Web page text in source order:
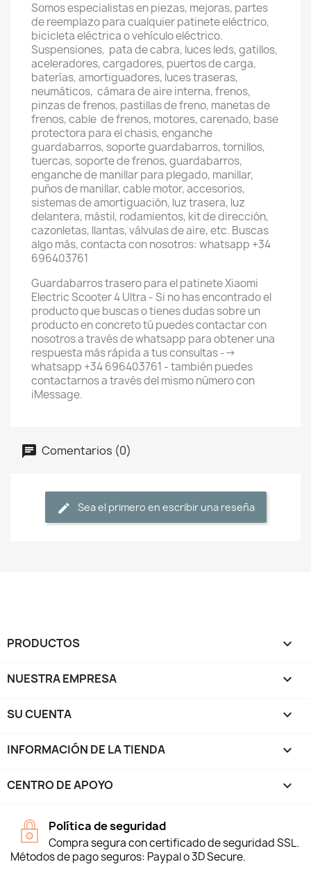
Somos especialistas en piezas, mejoras, partes
de reemplazo para cualquier patinete eléctrico,
bicicleta eléctrica o vehículo eléctrico.
Suspensiones, pata de cabra, luces leds, gatillos,
aceleradores, cargadores, puertos de carga,
baterías, amortiguadores, luces traseras,
neumáticos, cámara de aire interna, frenos,
pinzas de frenos, pastillas de freno, manetas de
frenos, cable de frenos, motores, carenado, base
protectora para el chasis, enganche
guardabarros, soporte guardabarros, tornillos,
tuercas, soporte de frenos, guardabarros,
enganche de manillar para plegado, manillar,
puños de manillar, cable motor, accesorios,
sistemas de amortiguación, luz trasera, luz
delantera, mástil, rodamientos, kit de dirección,
cazonletas, llantas, válvulas de aire, etc. Buscas
algo más, contacta con nosotros: whatsapp +34
696403761
Guardabarros trasero para el patinete Xiaomi
Electric Scooter 4 Ultra - Si no has encontrado el
producto que buscas o tienes dudas sobre un
producto en concreto tú puedes contactar con
nosotros a través de whatsapp para obtener una
respuesta más rápida a tus consultas -->
whatsapp +34 696403761 - también puedes
contactarnos a través del mismo número con
iMessage.
Comentarios (0)
Sea el primero en escribir una reseña
PRODUCTOS 
NUESTRA EMPRESA 
SU CUENTA 
INFORMACIÓN DE LA TIENDA keyboard_arrow_down
CENTRO DE APOYO 
Política de seguridad
Compra segura con certificado de seguridad SSL.
Métodos de pago seguros: Paypal o 3D Secure.